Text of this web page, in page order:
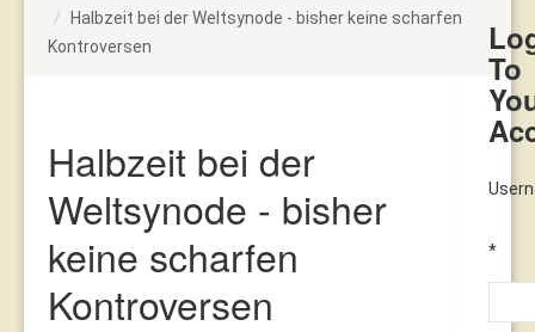
To
*
Halbzeit bei der Weltsynode - bisher keine scharfen
Kontroversen
Halbzeit bei der
Weltsynode - bisher
keine scharfen
Kontroversen